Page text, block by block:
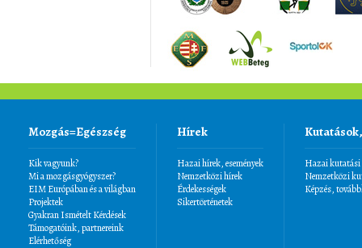
Mozgás=Egészség
Kik vagyunk?
Mi a mozgásgyógyszer?
EIM Európában és a világban
Projektek
Gyakran Ismételt Kérdések
Támogatóink, partnereink
Elérhetőség
Hírek
Hazai hírek, események
Nemzetközi hírek
Érdekességek
Sikertörténetek
Hazai kutatási
Nemzetközi
Képzés,